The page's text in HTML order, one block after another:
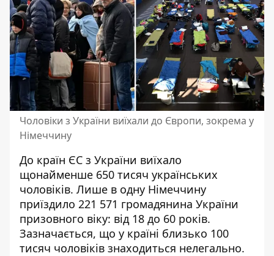
Чоловіки з України виїхали до Європи, зокрема у
Німеччину
До країн ЄС з України виїхало
щонайменше 650 тисяч українських
чоловіків. Лише в одну Німеччину
приїздило 221 571 громадянина України
призовного віку: від 18 до 60 років.
Зазначається, що у країні близько 100
тисяч чоловіків знаходиться нелегально.